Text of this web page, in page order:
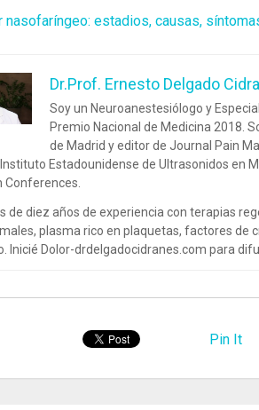
nasofaríngeo: estadios, causas,
Dr.Prof. Ernesto Delgado
Soy un Neuroanestesiólogo y
Premio Nacional de Medicina 2018.
de Madrid y editor de Journal Pain
Estadounidense de Ultrasonidos en
Conferences.
de diez años de experiencia con terapias
plasma rico en plaquetas, factores de
Inicié Dolor-drdelgadocidranes.com para
Pin It